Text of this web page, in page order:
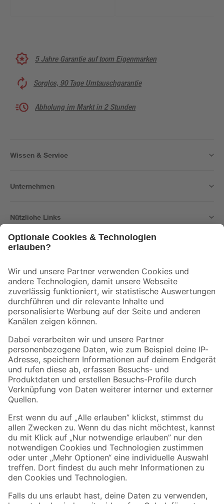
5 Jahre Garantie auf toom Eigenmarken
Sorglos, 90 Tage Umtauschgarantie
Abholung im Markt in 2 Stunden
Wissen & Service
Unternehmen
Nützliche Links
Der toom Newsletter: Keine Angebote und Aktionen mehr verpassen!
Zur Newsletter Anmeldung
Folge uns
Zahlungsarten Versandarten
Sicher einkaufen
Jetzt die toom-App herunterladen